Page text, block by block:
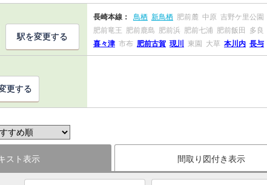
長崎本線： 鳥栖 新鳥栖 肥前麓 中原 吉野ケ里公園
肥前竜王
肥前鹿島 肥前浜 肥前七浦 肥前飯田 多良
喜々津 市布 肥前古賀 現川 東園 大草 本川内 長与
駅を変更する
更する
スト表示 間取り図付き表示